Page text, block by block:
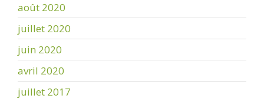
août 2020
juillet 2020
juin 2020
avril 2020
juillet 2017